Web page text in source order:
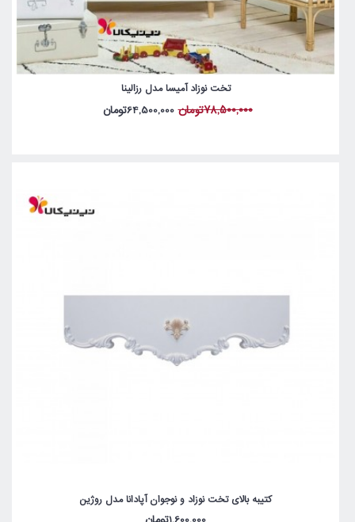
تخت نوزاد آمیسا مدل رزالینا
78,500,000تومان 64,500,000تومان
کتیبه بالای تخت نوزاد و نوجوان آپادانا مدل روژین